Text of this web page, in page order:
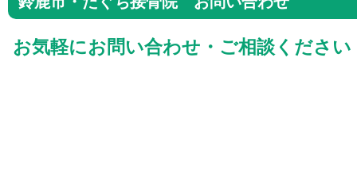
お気軽にお問い合わせ・ご相談ください